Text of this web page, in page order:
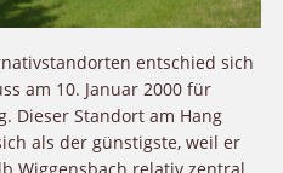
entschied sich
am 10. Januar 2000 für
Dieser Standort am Hang
als der günstigste, weil er